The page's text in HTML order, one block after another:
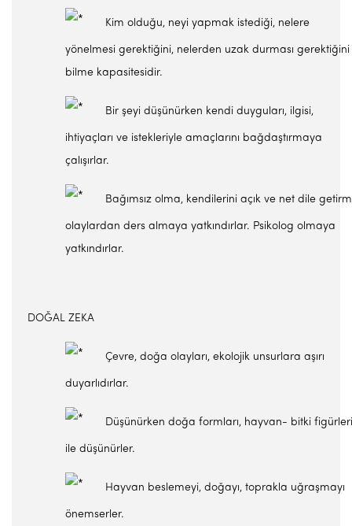
Kim olduğu, neyi yapmak istediği, nelere
yönelmesi gerektiğini, nelerden uzak durması gerektiğini
bilme kapasitesidir.
Bir şeyi düşünürken kendi duyguları, ilgisi,
ihtiyaçları ve istekleriyle amaçlarını bağdaştırmaya
çalışırlar.
Bağımsız olma, kendilerini açık ve net dile
olaylardan ders almaya yatkındırlar. Psikolog olmaya
yatkındırlar.
DOĞAL ZEKA
Çevre, doğa olayları, ekolojik unsurlara aşırı
duyarlıdırlar.
Düşünürken doğa formları, hayvan- bitki figürleri
ile düşünürler.
Hayvan beslemeyi, doğayı, toprakla uğraşmayı
önemserler.